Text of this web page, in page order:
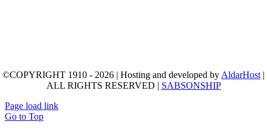
©COPYRIGHT 1910 - 2026 | Hosting and developed by AldarHost |
ALL RIGHTS RESERVED | SABSONSHIP
Page load link
Go to Top